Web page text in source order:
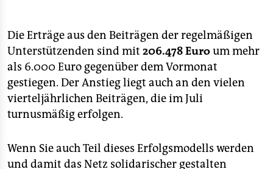
Die Erträge aus den Beiträgen der regelmäßigen
Unterstützenden sind mit 206.478 Euroum mehr
als 6.000 Euro gegenüber dem Vormonat
gestiegen. Der Anstieg liegt auch an den vielen
vierteljährlichen Beiträgen, die im Juli
turnusmäßig erfolgen.
Wenn Sie auch Teil dieses Erfolgsmodells werden
und damit das Netz solidarischer gestalten